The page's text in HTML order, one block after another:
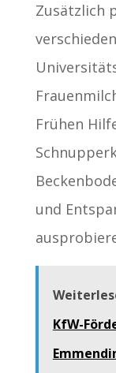
Zusätzlich
Frühen
und
KfW-